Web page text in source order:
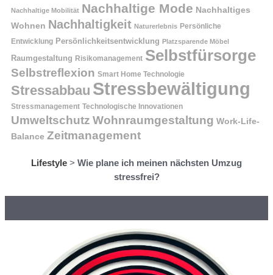
Nachhaltige Mobilität Nachhaltige Mode Nachhaltiges
Wohnen Nachhaltigkeit Naturerlebnis Persönliche
Entwicklung Persönlichkeitsentwicklung Platzsparende Möbel
Raumgestaltung Risikomanagement Selbstfürsorge
Selbstreflexion Smart Home Technologie
Stressabbau Stressbewältigung
Stressmanagement Technologische Innovationen
Umweltschutz Wohnraumgestaltung Work-Life-
Balance Zeitmanagement
Lifestyle > Wie plane ich meinen nächsten Umzug
stressfrei?